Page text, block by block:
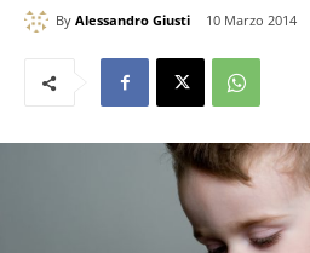
By Alessandro Giusti 10 Marzo 2014